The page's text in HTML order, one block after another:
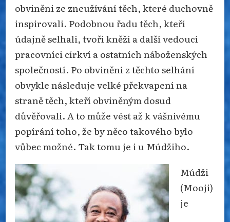
obviněni ze zneužívání těch, které duchovně
inspirovali. Podobnou řadu těch, kteří
údajně selhali, tvoří kněží a další vedoucí
pracovníci církví a ostatních náboženských
společností. Po obvinění z těchto selhání
obvykle následuje velké překvapení na
straně těch, kteří obviněným dosud
důvěřovali. A to může vést až k vášnivému
popírání toho, že by něco takového bylo
vůbec možné. Tak tomu je i u Múdžiho.
Múdži
(Mooji)
je